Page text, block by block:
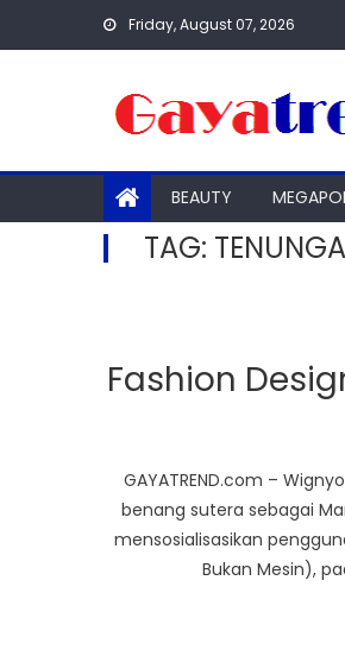
Friday, August 07, 2026
BEAUTY
TAG:
Fashion
GAYATREND.com –
benang sutera sebagai
mensosialisasikan
Bukan Mesin),